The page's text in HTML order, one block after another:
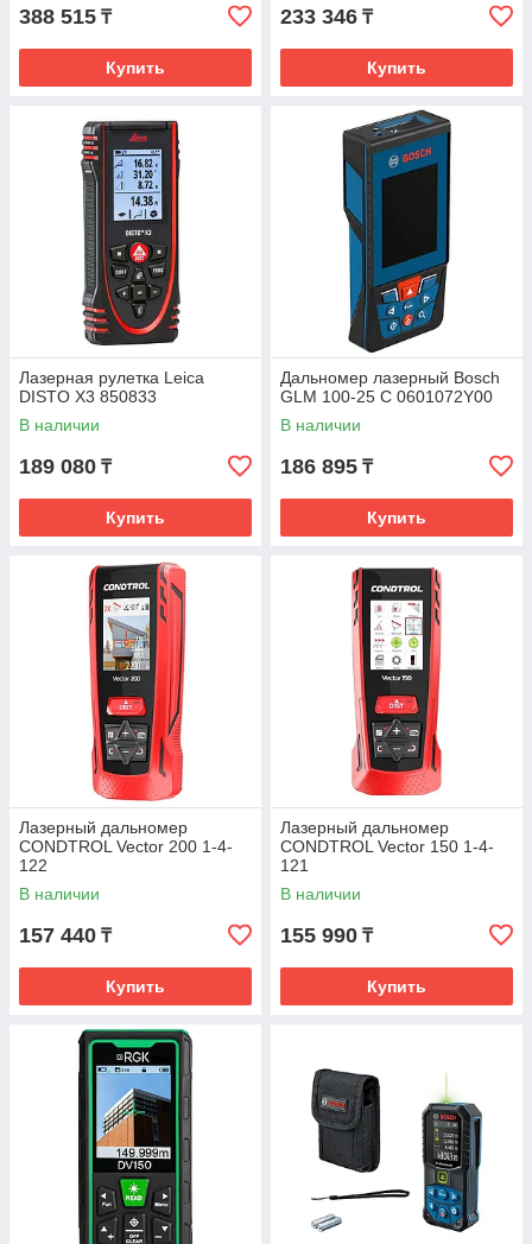
388 515 ₸
Купить
233 346 ₸
Купить
Лазерная рулетка Leica
DISTO X3 850833
В наличии
189 080 ₸
Купить
Дальномер лазерный Bosch
GLM 100-25 C 0601072Y00
В наличии
186 895 ₸
Купить
Лазерный дальномер
CONDTROL Vector 200 1-4-
122
В наличии
157 440 ₸
Купить
Лазерный дальномер
CONDTROL Vector 150 1-4-
121
В наличии
155 990 ₸
Купить